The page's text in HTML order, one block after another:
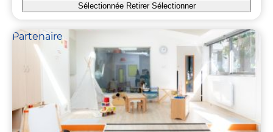
Sélectionnée Retirer Sélectionner
Partenaire